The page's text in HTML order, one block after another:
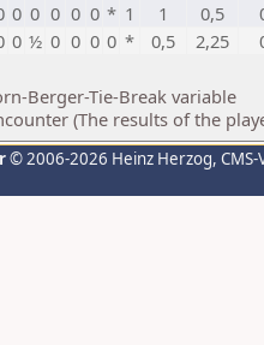
0 0 0 0 0 * 1 1 0,5
0 ½ 0 0 0 0 * 0,5 2,25
Berger-Tie-Break variable
(The results of the
© 2006-2026 Heinz Herzog,